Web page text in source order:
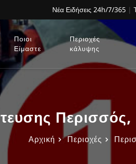
Νέα Ειδήσεις 24h/7/365 |
Ποιοι
Είμαστε
Περιοχές
κάλυψης
Αρχική Περιοχές